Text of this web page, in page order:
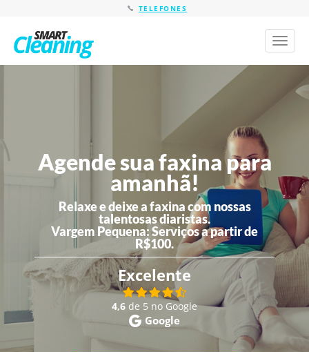
TELEFONES
Toggle
Agende sua faxina para
amanhã!
Relaxe e deixe a faxina com nossas
talentosas diaristas.
Vargem Pequena:Serviços a partir de
R$100.
Excelente
4,6 de 5 no Google
Google